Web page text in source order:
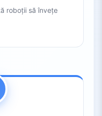
roboții să învețe